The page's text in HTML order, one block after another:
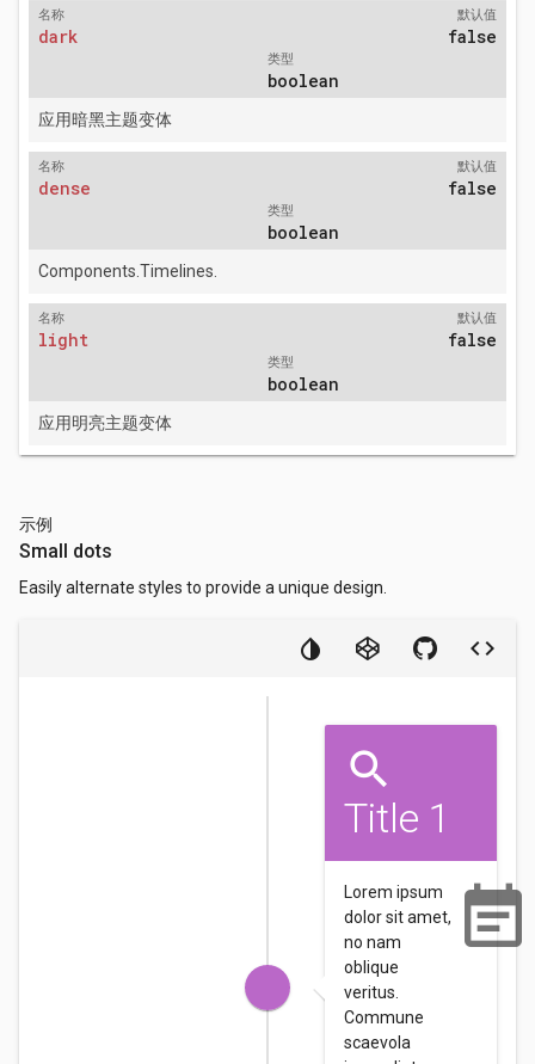
名称
dark
默认值
false
类型
boolean
应用暗黑主题变体
名称
dense
默认值
false
类型
boolean
Components.Timelines.
名称
light
默认值
false
类型
boolean
应用明亮主题变体
示例
Small dots
Easily alternate styles to provide a unique design.
Title 1
Lorem ipsum
dolor sit amet,
no nam
oblique
veritus.
Commune
scaevola